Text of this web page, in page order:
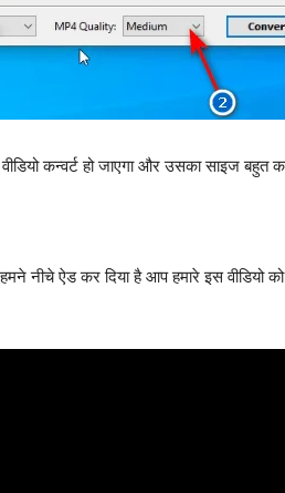
कन्वर्ट हो जाएगा और उसका साइज बहुत
हमने नीचे ऐड कर दिया है आप हमारे इस